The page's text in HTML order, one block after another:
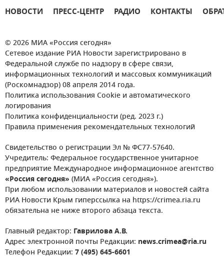
НОВОСТИ ПРЕСС-ЦЕНТР РАДИО КОНТАКТЫ
© 2026 МИА «Россия сегодня»
Сетевое издание РИА Новости зарегистрировано в
Федеральной службе по надзору в сфере связи,
информационных технологий и массовых коммуникаций
(Роскомнадзор) 08 апреля 2014 года.
Политика использования Cookie и автоматического
логирования
Политика конфиденциальности (ред. 2023 г.)
Правила применения рекомендательных технологий
Свидетельство о регистрации Эл № ФС77-57640.
Учредитель: Федеральное государственное унитарное
предприятие Международное информационное агентство
«Россия сегодня» (МИА «Россия сегодня»).
При любом использовании материалов и новостей сайта
РИА Новости Крым гиперссылка на https://crimea.ria.ru
обязательна не ниже второго абзаца текста.
Главный редактор: Гаврилова А.В.
Адрес электронной почты Редакции: news.crimea@ria.ru
Телефон Редакции: 7 (495) 645-6601